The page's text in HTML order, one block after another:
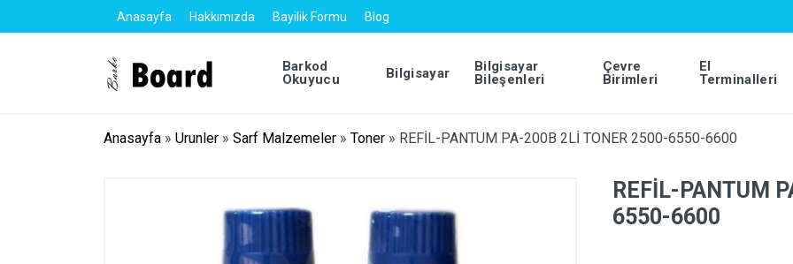
Anasayfa Hakkımızda Bayilik Formu Blog
Barkod
Okuyucu
Bilgisayar
Bilgisayar
Bileşenleri
Çevre
Birimleri
El
Terminalleri
Anasayfa » Urunler » Sarf Malzemeler » Toner » REFİL-PANTUM PA-200B 2Lİ TONER 2500-6550-6600
REFİL-PANTUM
6550-6600